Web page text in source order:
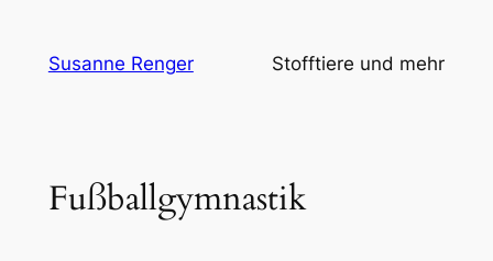
Inhalt
springen
Susanne Renger Stofftiere und mehr
Fußballgymnastik